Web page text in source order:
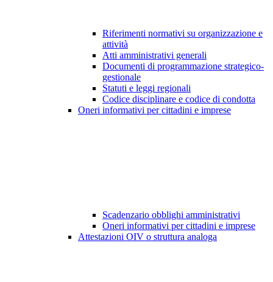
Riferimenti normativi su organizzazione e
attività
Atti amministrativi generali
Documenti di programmazione strategico-
gestionale
Statuti e leggi regionali
Codice disciplinare e codice di condotta
Oneri informativi per cittadini e imprese
Scadenzario obblighi amministrativi
Oneri informativi per cittadini e imprese
Attestazioni OIV o struttura analoga